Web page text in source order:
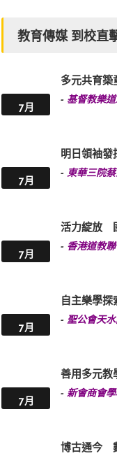
教育傳媒 到校直
7月
多元共育
- 基督教樂
7月
明日領袖
- 東華三院
7月
活力綻放
- 香港道教
7月
自主樂學
- 聖公會天
7月
善用多元
- 新會商會
博古通今